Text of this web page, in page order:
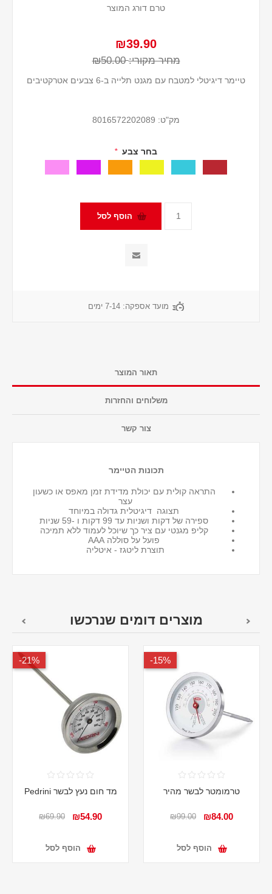
טרם דורג המוצר
₪39.90
מחיר מקורי: ₪50.00
טיימר דיגיטלי למטבח עם מגנט תלייה ב-6 צבעים אטרקטיבים
מק"ט: 8016572202089
בחר צבע *
מועד אספקה: 7-14 ימים
תאור המוצר
משלוחים והחזרות
צור קשר
תכונות הטיימר
התראה קולית עם יכולת מדידת זמן מאפס או כשעון
עצר
תצוגה דיגיטלית גדולה במיוחד
ספירה של דקות ושניות עד 99 דקות ו -59 שניות
קליפ מגנטי עם ציר כך שיוכל לעמוד ללא תמיכה
פועל על סוללה AAA
תוצרת ליטגז - איטליה
מוצרים דומים שנרכשו
15%-
טרמומטר לבשר מהיר
₪84.00
₪99.00
הוסף לסל
21%-
מד חום נעץ לבשר Pedrini
₪54.90
₪69.90
הוסף לסל